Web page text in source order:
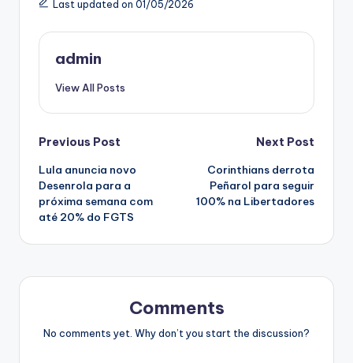
Last updated on 01/05/2026
admin
View All Posts
Post
navigation
Previous Post
Lula anuncia novo
Desenrola para a
próxima semana com
até 20% do FGTS
Next Post
Corinthians derrota
Peñarol para seguir
100% na Libertadores
Comments
No comments yet. Why don’t you start the discussion?